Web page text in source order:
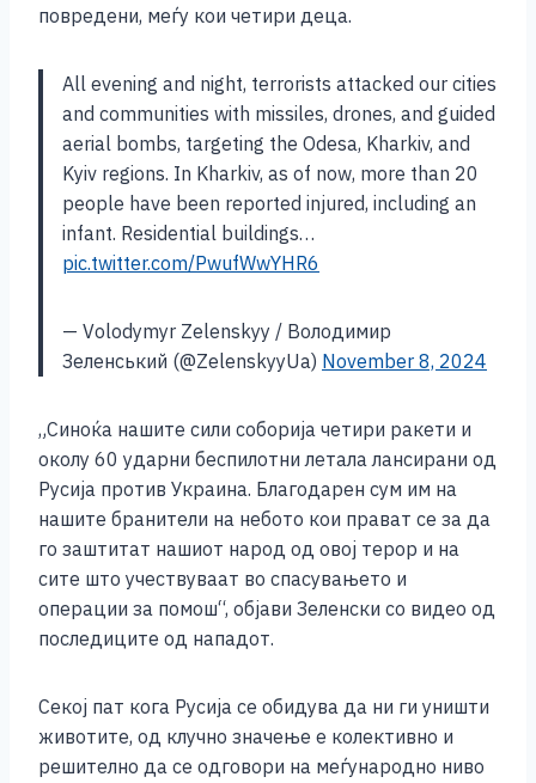
повредени, меѓу кои четири деца.
All evening and night, terrorists attacked our cities
and communities with missiles, drones, and guided
aerial bombs, targeting the Odesa, Kharkiv, and
Kyiv regions. In Kharkiv, as of now, more than 20
people have been reported injured, including an
infant. Residential buildings…
pic.twitter.com/PwufWwYHR6
— Volodymyr Zelenskyy / Володимир
Зеленський (@ZelenskyyUa) November 8, 2024
„Синоќа нашите сили соборија четири ракети и
околу 60 ударни беспилотни летала лансирани од
Русија против Украина. Благодарен сум им на
нашите бранители на небото кои прават се за да
го заштитат нашиот народ од овој терор и на
сите што учествуваат во спасувањето и
операции за помош“, објави Зеленски со видео од
последиците од нападот.
Секој пат кога Русија се обидува да ни ги уништи
животите, од клучно значење е колективно и
решително да се одговори на меѓународно ниво